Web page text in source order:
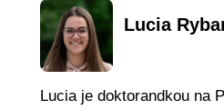
Lucia
Lucia je doktorandkou na